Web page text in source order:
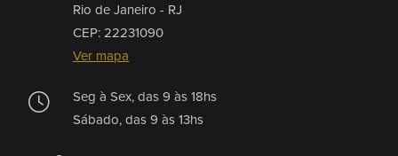
Rio de Janeiro - RJ
CEP: 22231090
Ver mapa
Seg à Sex, das 9 às 18hs
Sábado, das 9 às 13hs